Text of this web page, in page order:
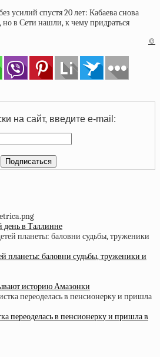
усилий спустя 20 лет: Кабаева снова
но в Сети нашли, к чему придраться
©
на сайт, введите e-mail:
в Таллинне
планеты: баловни судьбы, труженики и
историю Амазонки
переоделась в пенсионерку и пришла в